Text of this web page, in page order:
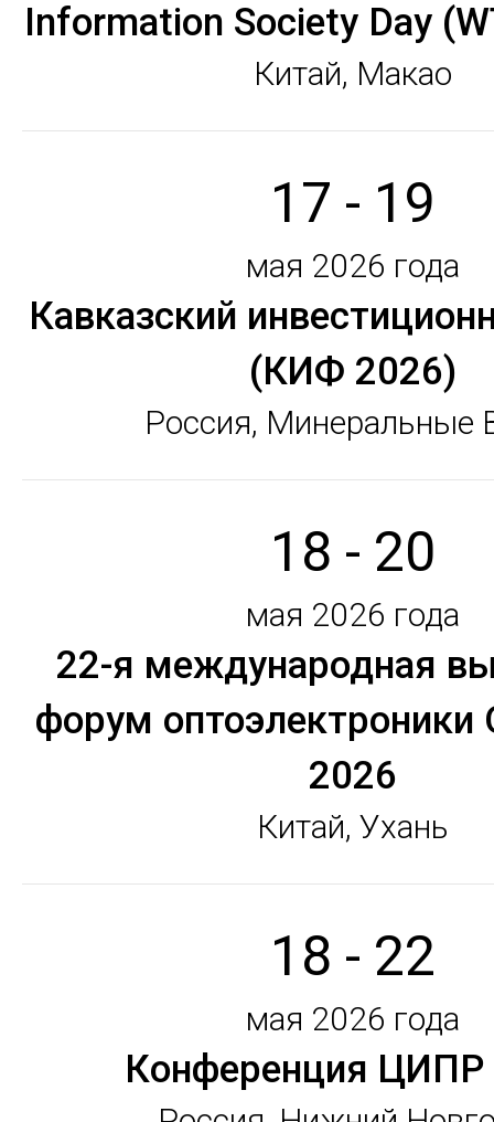
Information Society Day
Китай, Макао
17 - 19
мая 2026 года
Кавказский
(КИФ 2026)
Россия, Минеральные
18 - 20
мая 2026 года
22-я международная
форум оптоэлектроники
2026
Китай, Ухань
18 - 22
мая 2026 года
Конференция ЦИПР